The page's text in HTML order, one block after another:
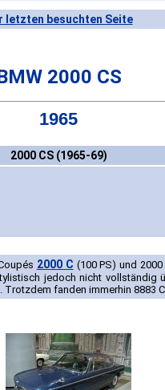
letzten besuchten Seite
2000 CS
1965
2000 CS (1965-69)
2000 C (100 PS) und
jedoch nicht vollständig
fanden immerhin 8883